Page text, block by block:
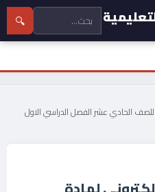
🔍
للصف الحادي عشر الفصل الدراسي الاول